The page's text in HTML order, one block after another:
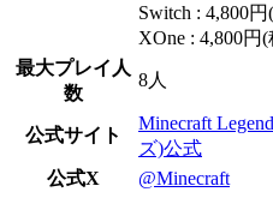
Switch : 4,800
XOne : 4,800円
最大プレイ人
数
8人
公式サイト
Minecraft
ズ)公式
公式X
@Minecraft